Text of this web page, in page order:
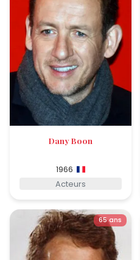
Dany Boon
1966
Acteurs
65 ans